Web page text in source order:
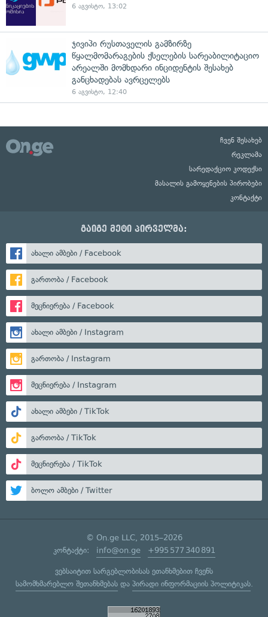
6 აგვისტო, 13:02
ჯივიპი რუსთაველის გამზირზე
წყალმომარაგების ქსელების სარეაბილიტაციო
არეალში მომხდარი ინციდენტის შესახებ
განცხადებას ავრცელებს
6 აგვისტო, 12:40
ჩვენ შესახებ
რეკლამა
სარედაქციო კოდექსი
მასალის გამოყენების პირობები
კონტაქტი
გაიგე მეტი პირველმა:
ახალი ამბები / Facebook
გართობა / Facebook
მეცნიერება / Facebook
ახალი ამბები / Instagram
გართობა / Instagram
მეცნიერება / Instagram
ახალი ამბები / TikTok
გართობა / TikTok
მეცნიერება / TikTok
ბოლო ამბები / Twitter
© On.ge LLC, 2015–2026
კონტაქტი: info@on.ge +995 577 340 891
ვებსაიტით სარგებლობისას ეთანხმებით ჩვენს
სამომხმარებლო შეთანხმებასდა პირადი ინფორმაციის პოლიტიკას.